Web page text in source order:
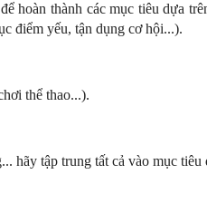
hoàn thành các mục tiêu dựa
điểm yếu, tận dụng cơ hội...).
thể thao...).
hãy tập trung tất cả vào mục tiêu